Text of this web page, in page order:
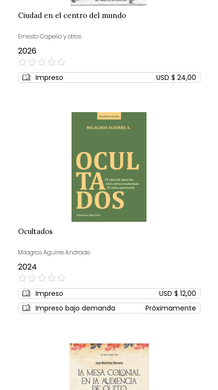
Ciudad en el centro del mundo
Ernesto Capello y otros
2026
0%
Impreso USD $ 24,00
Ocultados
Milagros Aguirre Andrade
2024
0%
Impreso
USD $ 12,00
Impreso bajo demanda
Próximamente